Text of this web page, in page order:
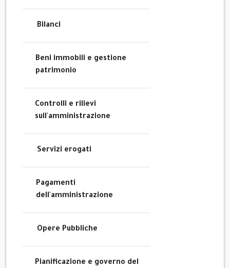
Bilanci
Beni immobili e gestione
patrimonio
Controlli e rilievi
sull'amministrazione
Servizi erogati
Pagamenti
dell'amministrazione
Opere Pubbliche
Pianificazione e governo del